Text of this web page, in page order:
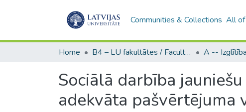
Communities & Collections All of
Home B4 – LU fakultātes / Faculties of the UL
Sociālā darbība
adekvāta pašvērtējuma